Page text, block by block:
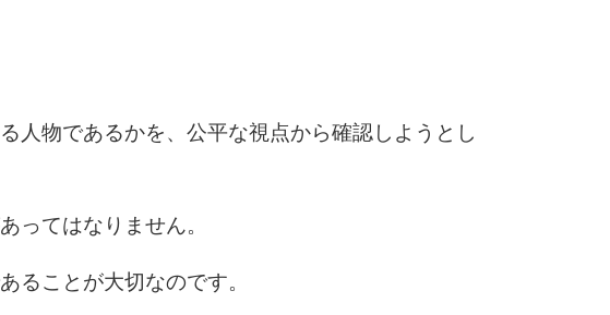
人物であるかを、公平な視点から確認しようとし
ってはなりません。
ることが大切なのです。